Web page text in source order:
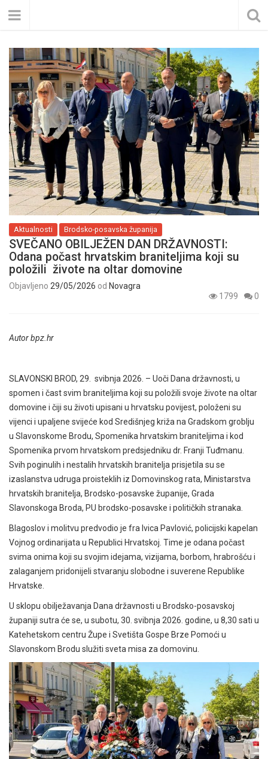
Aktualnosti Brodsko-posavska županija
SVEČANO OBILJEŽEN DAN DRŽAVNOSTI:
Odana počast hrvatskim braniteljima koji su
položili živote na oltar domovine
Objavljeno 29/05/2026 od Novagra
1799
0
Autor bpz.hr
SLAVONSKI BROD, 29. svibnja 2026. – Uoči Dana državnosti, u
spomen i čast svim braniteljima koji su položili svoje živote na oltar
domovine i čiji su životi upisani u hrvatsku povijest, položeni su
vijenci i upaljene svijeće kod Središnjeg križa na Gradskom groblju
u Slavonskome Brodu, Spomenika hrvatskim braniteljima i kod
Spomenika prvom hrvatskom predsjedniku dr. Franji Tuđmanu.
Svih poginulih i nestalih hrvatskih branitelja prisjetila su se
izaslanstva udruga proisteklih iz Domovinskog rata, Ministarstva
hrvatskih branitelja, Brodsko-posavske županije, Grada
Slavonskoga Broda, PU brodsko-posavske i političkih stranaka.
Blagoslov i molitvu predvodio je fra Ivica Pavlović, policijski kapelan
Vojnog ordinarijata u Republici Hrvatskoj. Time je odana počast
svima onima koji su svojim idejama, vizijama, borbom, hrabrošću i
zalaganjem pridonijeli stvaranju slobodne i suverene Republike
Hrvatske.
U sklopu obilježavanja Dana državnosti u Brodsko-posavskoj
županiji sutra će se, u subotu, 30. svibnja 2026. godine, u 8,30 sati u
Katehetskom centru Župe i Svetišta Gospe Brze Pomoći u
Slavonskom Brodu služiti sveta misa za domovinu.